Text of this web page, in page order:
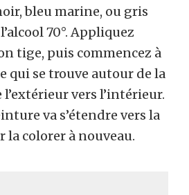
bleu marine, ou gris
70°. Appliquez
tige, puis commencez à
qui se trouve autour de la
vers l’intérieur.
va s’étendre vers la
la colorer à nouveau.